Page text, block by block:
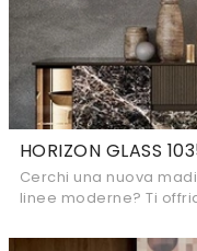
HORIZON GLASS
Cerchi una nuova
linee moderne? Ti